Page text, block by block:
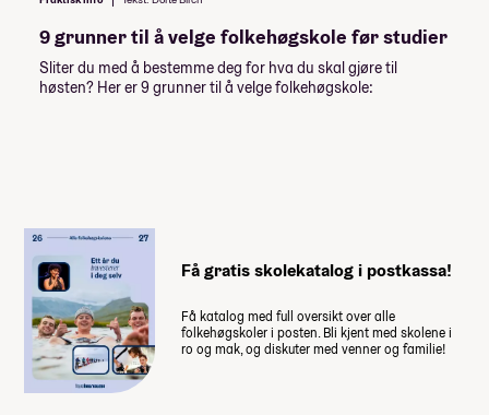
Programmering, spill og web-teknologi - VÅR
27
Kunst & Kreativitet - Berlin & Wien
Skriv & Publiser - VÅR 27
Ta opp fag + linje - Interrail - VÅR 27
Yoga & Friluftsliv - VÅR 27
studiestøtte legges inn etter det.
Summen du må dekke selv
83 500,-
skoleåret. Nærmere informasjon får du fra
9 grunner til å velge folkehøgskole før studier
Sliter du med å bestemme deg for hva du skal gjøre til
høsten? Her er 9 grunner til å velge folkehøgskole:
Få gratis skolekatalog i postkassa!
Få katalog med full oversikt over alle
folkehøgskoler i posten. Bli kjent med skolene i
ro og mak, og diskuter med venner og familie!